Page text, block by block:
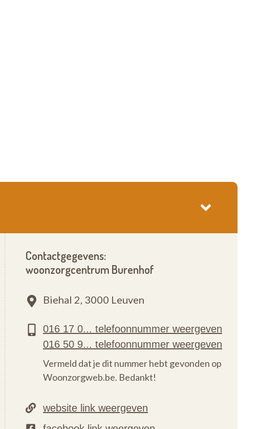
Contactgegevens:
woonzorgcentrum Burenhof
Biehal 2, 3000 Leuven
Vermeld dat je dit nummer hebt gevonden op
Woonzorgweb.be. Bedankt!